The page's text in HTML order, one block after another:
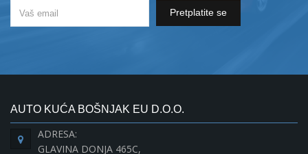
Pretplatite se
AUTO KUĆA BOŠNJAK EU D.O.O.
ADRESA:
GLAVINA DONJA 465C,